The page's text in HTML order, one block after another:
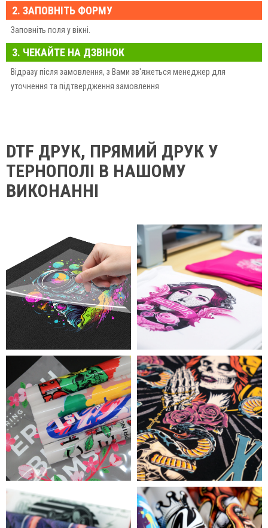
2. ЗАПОВНІТЬ ФОРМУ
Заповніть поля у вікні.
3. ЧЕКАЙТЕ НА ДЗВІНОК
Відразу після замовлення, з Вами зв'яжеться менеджер для
уточнення та підтвердження замовлення
DTF ДРУК, ПРЯМИЙ ДРУК У
ТЕРНОПОЛІ В НАШОМУ
ВИКОНАННІ